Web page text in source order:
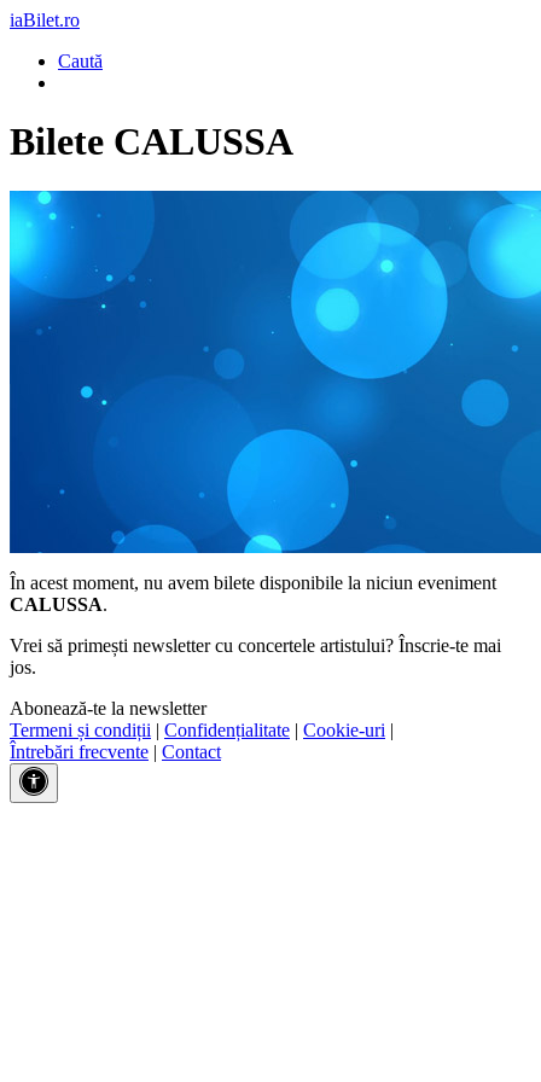
iaBilet.ro
Caută
Bilete CALUSSA
În acest moment, nu avem bilete disponibile la niciun eveniment
CALUSSA.
Vrei să primești newsletter cu concertele artistului? Înscrie-te mai
jos.
Abonează-te la newsletter
Termeni și condiții | Confidențialitate | Cookie-uri |
Întrebări frecvente | Contact